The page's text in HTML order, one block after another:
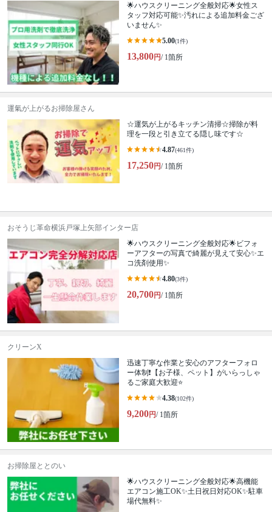
🌟ハウスクリーニング全般対応🌟女性ス
タッフ対応可能✨汚れによる追加料金ござ
いません✨
5.00(1件)
13,800円/ 1箇所
運氣が上がるお掃除屋さん
☆運気が上がるキッチン清掃☆掃除が料
理を一段と引き立てる隠し味です☆
4.87(461件)
17,250円/ 1箇所
おそうじ革命横浜戸塚上矢部インター店
🌟ハウスクリーニング全般対応🌟ビフォ
ーアフターの写真で綺麗が見えて安心✨エ
コ洗剤使用✨
4.80(3件)
20,700円/ 1箇所
クリーンX
迅速丁寧な作業と安心のアフターフォロ
ー体制❗️【お子様、ペット】がいらっしゃ
るご家庭大歓迎⭐️
4.38(102件)
9,200円/ 1箇所
お掃除屋ととのい
🌟ハウスクリーニング全般対応🌟高機能
エアコン施工OK✨土日祝日対応OK✨駐車
場代無料✨